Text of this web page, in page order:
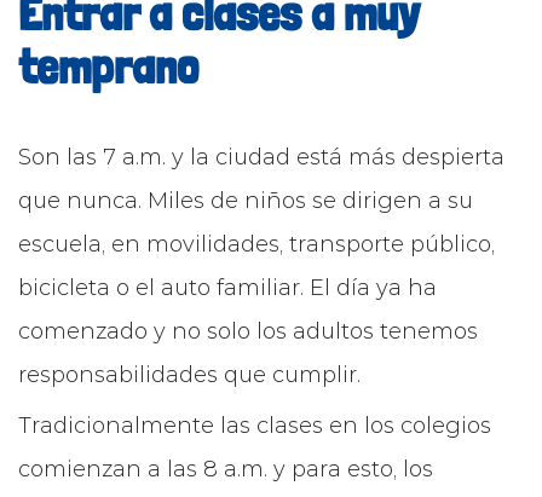
Entrar a clases a muy
temprano
Son las 7 a.m. y la ciudad está más despierta
que nunca. Miles de niños se dirigen a su
escuela, en movilidades, transporte público,
bicicleta o el auto familiar. El día ya ha
comenzado y no solo los adultos tenemos
responsabilidades que cumplir.
Tradicionalmente las clases en los colegios
comienzan a las 8 a.m. y para esto, los